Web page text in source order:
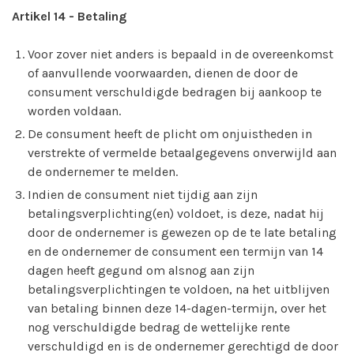
Artikel 14 - Betaling
Voor zover niet anders is bepaald in de overeenkomst
of aanvullende voorwaarden, dienen de door de
consument verschuldigde bedragen bij aankoop te
worden voldaan.
De consument heeft de plicht om onjuistheden in
verstrekte of vermelde betaalgegevens onverwijld aan
de ondernemer te melden.
Indien de consument niet tijdig aan zijn
betalingsverplichting(en) voldoet, is deze, nadat hij
door de ondernemer is gewezen op de te late betaling
en de ondernemer de consument een termijn van 14
dagen heeft gegund om alsnog aan zijn
betalingsverplichtingen te voldoen, na het uitblijven
van betaling binnen deze 14-dagen-termijn, over het
nog verschuldigde bedrag de wettelijke rente
verschuldigd en is de ondernemer gerechtigd de door